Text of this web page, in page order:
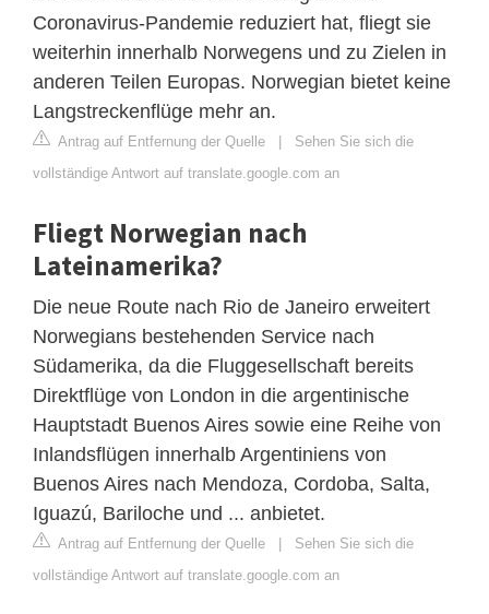
Coronavirus-Pandemie reduziert hat, fliegt sie
weiterhin innerhalb Norwegens und zu Zielen in
anderen Teilen Europas. Norwegian bietet keine
Langstreckenflüge mehr an.
Antrag auf Entfernung der Quelle | Sehen Sie sich die
vollständige Antwort auf translate.google.com an
Fliegt Norwegian nach
Lateinamerika?
Die neue Route nach Rio de Janeiro erweitert
Norwegians bestehenden Service nach
Südamerika, da die Fluggesellschaft bereits
Direktflüge von London in die argentinische
Hauptstadt Buenos Aires sowie eine Reihe von
Inlandsflügen innerhalb Argentiniens von
Buenos Aires nach Mendoza, Cordoba, Salta,
Iguazú, Bariloche und ... anbietet.
Antrag auf Entfernung der Quelle | Sehen Sie sich die
vollständige Antwort auf translate.google.com an